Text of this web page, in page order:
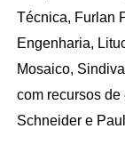
Técnica, Furlan
Engenharia,
Mosaico,
com recursos
Schneider e